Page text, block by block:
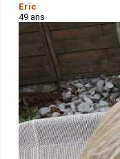
Eric
49 ans